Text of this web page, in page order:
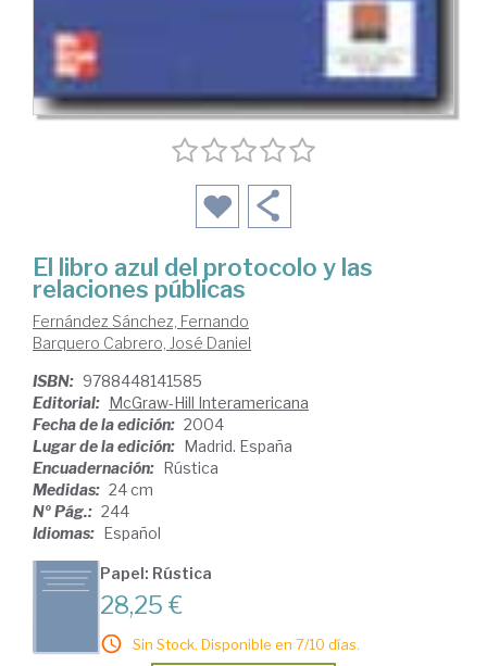
El libro azul del protocolo y las
relaciones públicas
Fernández Sánchez, Fernando
Barquero Cabrero, José Daniel
ISBN: 9788448141585
Editorial: McGraw-Hill Interamericana
Fecha de la edición: 2004
Lugar de la edición: Madrid. España
Encuadernación: Rústica
Medidas: 24 cm
Nº Pág.: 244
Idiomas: Español
Papel: Rústica
28,25 €
Sin Stock. Disponible en 7/10 días.